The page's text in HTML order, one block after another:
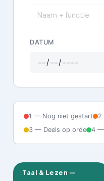
DATUM
1 — Nog niet gestart
2
3 — Deels op orde
4 —
Taal & Lezen —